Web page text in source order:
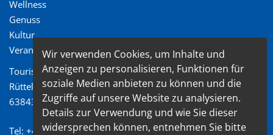
Wellness
Genuss
Kultur
Veranstaltungen
Tourismusverband Spessart-Mainland e.V.
Rüttelweg 7
63843 Niedernberg
Tel: +49 (0) 6028/ 99 89 72 2
Wir verwenden Cookies, um Inhalte und
Anzeigen zu personalisieren, Funktionen für
soziale Medien anbieten zu können und die
Zugriffe auf unsere Website zu analysieren.
Details zur Verwendung und wie Sie dieser
widersprechen können, entnehmen Sie bitte